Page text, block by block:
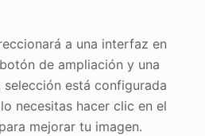
a una interfaz en
de ampliación y una
selección está configurada
necesitas hacer clic en el
mejorar tu imagen.